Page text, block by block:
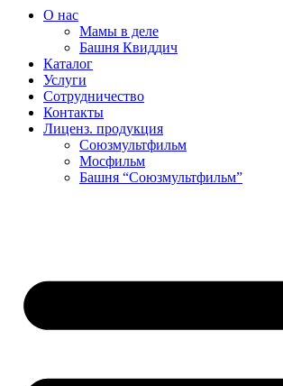
О нас
Мамы в деле
Башня Квиддич
Каталог
Услуги
Сотрудничество
Контакты
Лиценз. продукция
Союзмультфильм
Мосфильм
Башня “Союзмультфильм”